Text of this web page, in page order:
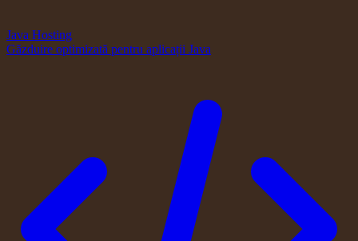
Java Hosting
Găzduire optimizată pentru aplicații Java